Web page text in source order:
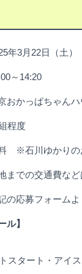
3月22日（土）
～14:20
おかっぱちゃんハ
度
※石川ゆかりの
までの交通費な
の応募フォーム
ル】
スタート・アイス